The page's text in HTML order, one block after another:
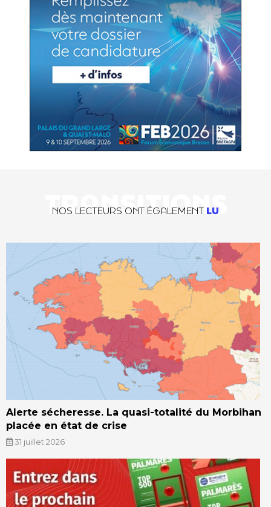
TRANSITIONS
NOS LECTEURS ONT ÉGALEMENT LU
Alerte sécheresse. La quasi-totalité du Morbihan
placée en état de crise
31 juillet 2026